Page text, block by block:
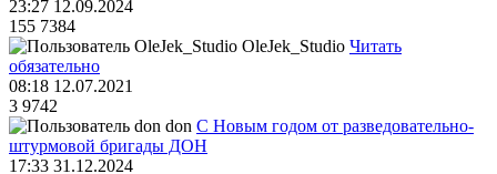
23:27 12.09.2024
155 7384
OleJek_Studio Читать
обязательно
08:18 12.07.2021
3 9742
don С Новым годом от разведовательно-
штурмовой бригады ДОН
17:33 31.12.2024